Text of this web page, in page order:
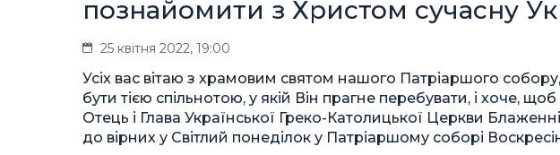
познайомити з Христом сучасну
25 квітня 2022, 19:00
Усіх вас вітаю з храмовим святом нашого Патріаршого
бути тією спільнотою, у якій Він прагне перебувати, і хоче,
Отець і Глава Української Греко-Католицької Церкви
до вірних у Світлий понеділок у Патріаршому соборі